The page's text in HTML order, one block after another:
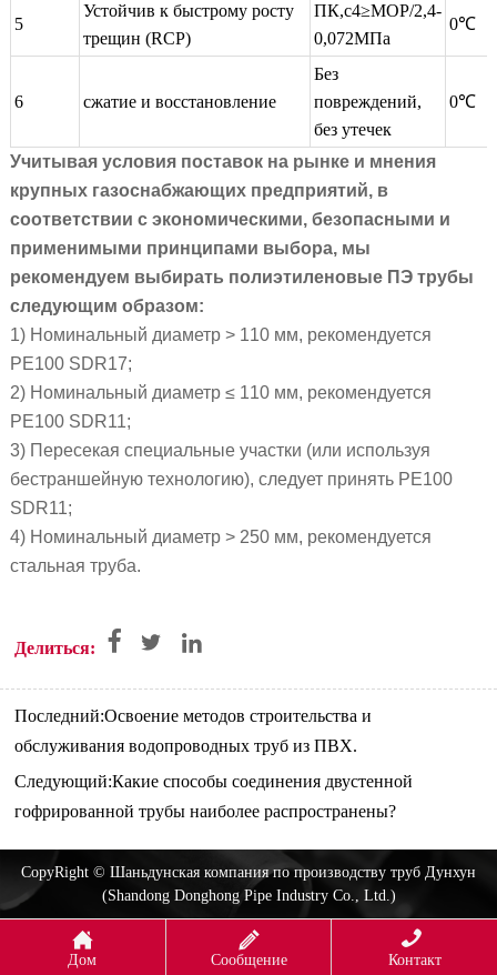
5
Устойчив к быстрому росту
трещин (RCP)
ПК,с4≥MOP/2,4-
0,072МПа
0℃
6 сжатие и восстановление
Без
повреждений,
без утечек
0℃
Учитывая условия поставок на рынке и мнения
крупных газоснабжающих предприятий, в
соответствии с экономическими, безопасными и
применимыми принципами выбора, мы
рекомендуем выбирать полиэтиленовые ПЭ трубы
следующим образом:
1) Номинальный диаметр > 110 мм, рекомендуется
PE100 SDR17;
2) Номинальный диаметр≤ 110 мм, рекомендуется
PE100 SDR11;
3) Пересекая специальные участки (или используя
бестраншейную технологию), следует принять PE100
SDR11;
4) Номинальный диаметр > 250 мм, рекомендуется
стальная труба.
Делиться:   
Последний:Освоение методов строительства и
обслуживания водопроводных труб из ПВХ.
Следующий:Какие способы соединения двустенной
гофрированной трубы наиболее распространены?
CopyRight © Шаньдунская компания по производству труб Дунхун
(Shandong Donghong Pipe Industry Co., Ltd.)

Дом

Сообщение

Контакт